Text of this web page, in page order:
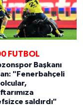
FUTBOL
Başkanı
"Fenerbahçeli
saldırdı"